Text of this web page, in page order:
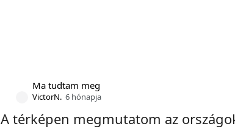
Ma tudtam meg
VictorN. 6 hónapja
A térképen megmutatom az